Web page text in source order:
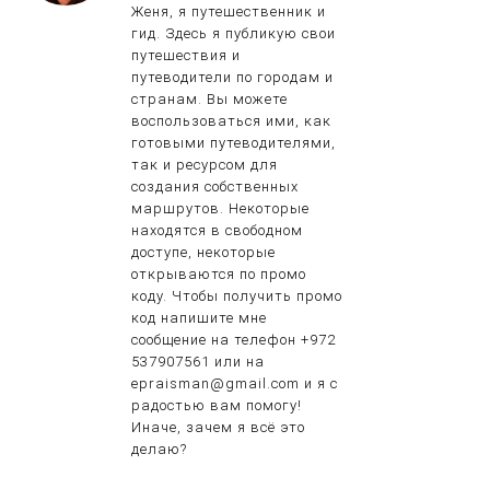
Женя, я путешественник и
гид. Здесь я публикую свои
путешествия и
путеводители по городам и
странам. Вы можете
воспользоваться ими, как
готовыми путеводителями,
так и ресурсом для
создания собственных
маршрутов. Некоторые
находятся в свободном
доступе, некоторые
открываются по промо
коду. Чтобы получить промо
код напишите мне
сообщение на телефон +972
537907561 или на
epraisman@gmail.com и я с
радостью вам помогу!
Иначе, зачем я всё это
делаю?